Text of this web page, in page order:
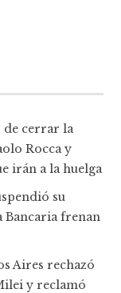
de cerrar la
Rocca y
irán a la huelga
su
Bancaria frenan
Aires rechazó
y reclamó